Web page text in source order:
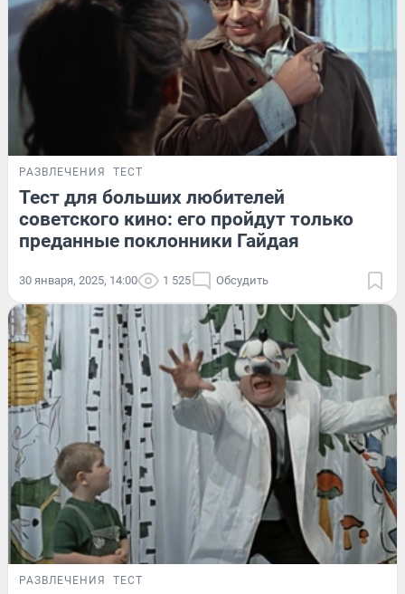
РАЗВЛЕЧЕНИЯ ТЕСТ
Тест для больших любителей
советского кино: его пройдут только
преданные поклонники Гайдая
30 января, 2025, 14:00 1 525 Обсудить
РАЗВЛЕЧЕНИЯ ТЕСТ